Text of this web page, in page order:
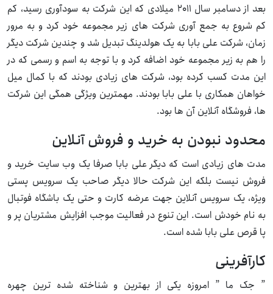
بعد از دسامبر سال ۲۰۱۱ میلادی که این شرکت به سودآوری رسید، کم
کم شروع به جمع آوری شرکت های زیر مجموعه خود کرد و به مرور
زمان، شرکت علی بابا به یک هولدینگ تبدیل شد و چندین شرکت دیگر
را هم به زیر مجموعه خود اضافه کرد و با توجه به اسم و رسمی که در
این مدت کسب کرده بود، شرکت های زیادی بودند که با کمال میل
خواهان همکاری با علی بابا بودند. مهمترین ویژگی همگی این شرکت
ها، فروشگاه آنلاین آن ها بود.
محدود نبودن به خرید و فروش آنلاین
مدت های زیادی است که دیگر علی بابا صرفا یک وب سایت خرید و
فروش نیست بلکه این شرکت حالا دیگر صاحب یک سرویس پستی
ویژه، یک سرویس آنلاین جهت عرضه کارت و حتی یک باشگاه فوتبال
به نام خودش است. این تنوع در فعالیت موجب افزایش مشتریان پر و
پا قرص علی بابا شده است.
کارآفرینی
” جک ما ” امروزه یکی از بهترین و شناخته شده ترین چهره